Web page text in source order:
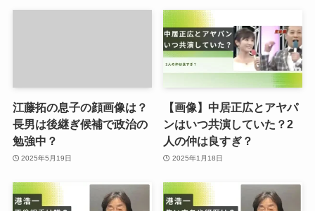
江藤拓の息子の顔画像は？
長男は後継ぎ候補で政治の
勉強中？
2025年5月19日
【画像】中居正広とアヤパ
ンはいつ共演していた？2
人の仲は良すぎ？
2025年1月18日